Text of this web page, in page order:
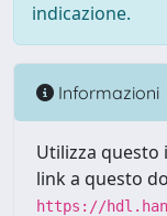
indicazione.
Informazioni
Utilizza
link a questo
https://